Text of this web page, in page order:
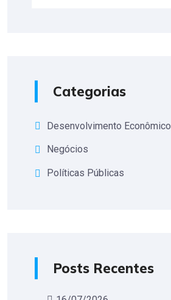
Categorias
Desenvolvimento Econômico
Negócios
Políticas Públicas
Posts Recentes